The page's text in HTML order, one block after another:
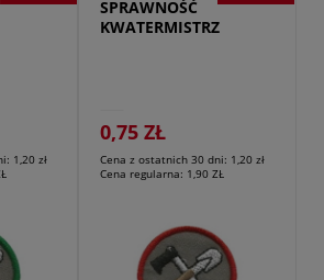
1,20 zł
SPRAWNOŚĆ
KWATERMISTRZYNI/
0,75 ZŁ
Cena z ostatnich 30 dni: 1,20 zł
Cena regularna: 1,90 ZŁ